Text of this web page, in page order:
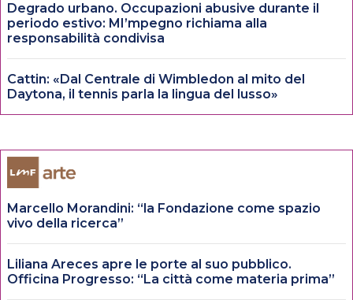
Degrado urbano. Occupazioni abusive durante il
periodo estivo: MI’mpegno richiama alla
responsabilità condivisa
Cattin: «Dal Centrale di Wimbledon al mito del
Daytona, il tennis parla la lingua del lusso»
Marcello Morandini: “la Fondazione come spazio
vivo della ricerca”
Liliana Areces apre le porte al suo pubblico.
Officina Progresso: “La città come materia prima”